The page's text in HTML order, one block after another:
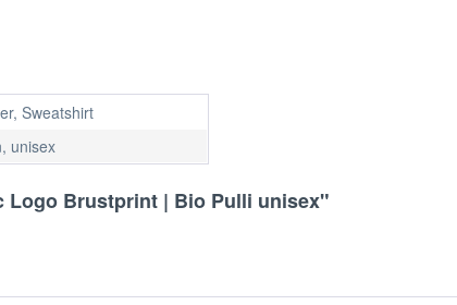
Sweatshirt
unisex
Logo Brustprint | Bio Pulli unisex"